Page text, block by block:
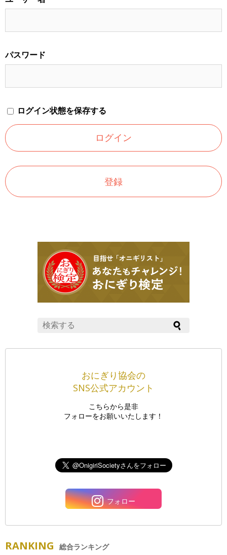
パスワード
ログイン状態を保存する
登録
おにぎり協会の
SNS公式アカウント
こちらから是非
フォローをお願いいたします！
フォロー
RANKING 総合ランキング